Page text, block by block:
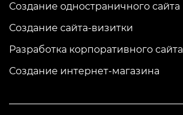
Создание одностраничного сайта
Создание сайта-визитки
Разработка корпоративного сайта
Создание интернет-магазина